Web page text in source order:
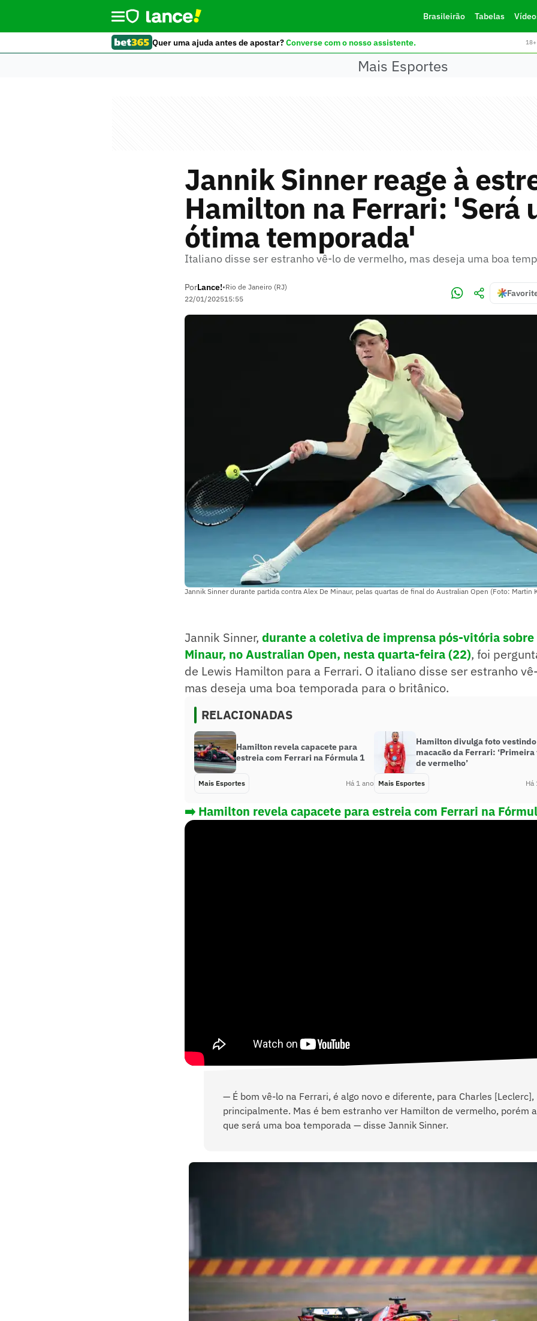
Brasileirão Tabelas
Quer uma ajuda antes de apostar?Converse com o nosso assistente.
Mais Esportes
Jannik Sinner reage à
Hamilton na Ferrari: 'Será
ótima temporada'
Italiano disse ser estranho vê-lo de vermelho, mas deseja uma boa
PorLance!•Rio de Janeiro (RJ)
22/01/202515:55
Jannik Sinner durante partida contra Alex De Minaur, pelas quartas de final do Australian Open (Foto: Martin
Jannik Sinner, durante a coletiva de imprensa pós-vitória sobre
Minaur, no Australian Open, nesta quarta-feira (22), foi
de Lewis Hamilton para a Ferrari. O italiano disse ser estranho
mas deseja uma boa temporada para o britânico.
RELACIONADAS
Hamilton revela capacete para
estreia com Ferrari na Fórmula 1
Mais Esportes Há 1 ano
Hamilton divulga foto vestindo
macacão da Ferrari: ‘Primeira
de vermelho’
Mais Esportes Há
➡️ Hamilton revela capacete para estreia com Ferrari na
— É bom vê-lo na Ferrari, é algo novo e diferente, para Charles [Leclerc],
principalmente. Mas é bem estranho ver Hamilton de vermelho, porém
que será uma boa temporada — disse Jannik Sinner.